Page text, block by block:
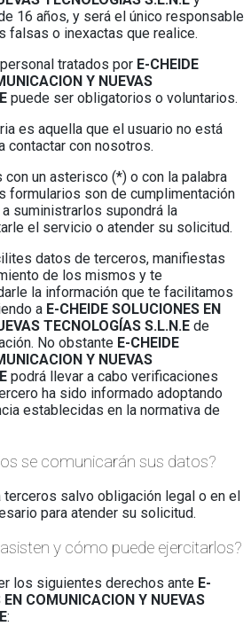
16 años, y será el único responsable
falsas o inexactas que realice.
tratados por E-CHEIDE
Y NUEVAS
puede ser obligatorios o voluntarios.
es aquella que el usuario no está
contactar con nosotros.
un asterisco (*) o con la palabra
formularios son de cumplimentación
suministrarlos supondrá la
el servicio o atender su solicitud.
datos de terceros, manifiestas
de los mismos y te
la información que te facilitamos
a E-CHEIDE SOLUCIONES EN
TECNOLOGÍAS S.L.N.E de
No obstante E-CHEIDE
Y NUEVAS
podrá llevar a cabo verificaciones
ha sido informado adoptando
establecidas en la normativa de
se comunicarán sus datos?
terceros salvo obligación legal o en el
para atender su solicitud.
y cómo puede ejercitarlos?
los siguientes derechos ante E-
EN COMUNICACION Y NUEVAS
: